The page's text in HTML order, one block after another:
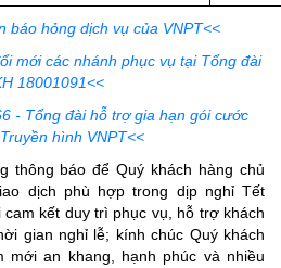
báo hỏng dịch vụ của VNPT<<
mới các nhánh phục vụ tại Tổng đài
18001091<<
- Tổng đài hỗ trợ gia hạn gói cước
hình VNPT<<
thông báo để Quý khách hàng chủ
dịch phù hợp trong dịp nghỉ Tết
kết duy trì phục vụ, hỗ trợ khách
gian nghỉ lễ; kính chúc Quý khách
mới an khang, hạnh phúc và nhiều